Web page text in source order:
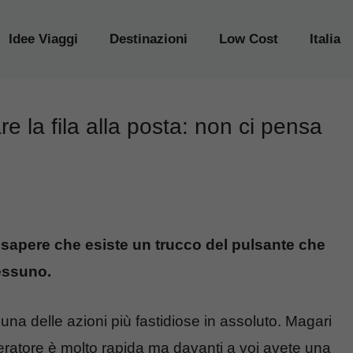
Idee Viaggi Destinazioni Low Cost Italia
la fila alla posta: non ci pensa
che esiste un trucco del pulsante che
delle azioni più fastidiose in assoluto. Magari
è molto rapida ma davanti a voi avete una